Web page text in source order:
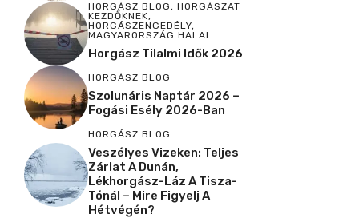
HORGÁSZ BLOG, HORGÁSZAT
KEZDŐKNEK,
HORGÁSZENGEDÉLY,
MAGYARORSZÁG HALAI
Horgász Tilalmi Idők 2026
HORGÁSZ BLOG
Szolunáris Naptár 2026 –
Fogási Esély 2026-Ban
HORGÁSZ BLOG
Veszélyes Vizeken: Teljes
Zárlat A Dunán,
Lékhorgász-Láz A Tisza-
Tónál – Mire Figyelj A
Hétvégén?